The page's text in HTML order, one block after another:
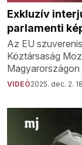
Exkluzív
parlamenti
Az EU
Köztársaság
VIDEÓ2025. dec. 2.